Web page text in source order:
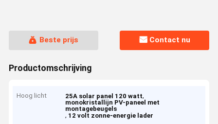
Beste prijs Contact nu
Productomschrijving
Hoog licht 25A solar panel 120 watt,
monokristallijn PV-paneel met
montagebeugels
, 12 volt zonne-energie lader